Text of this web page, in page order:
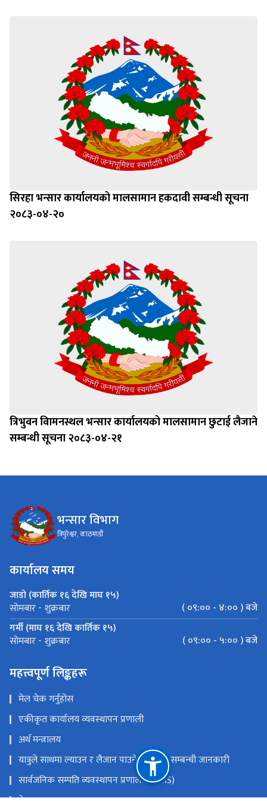
सिरहा भन्सार कार्यालयको मालसामान हकदावी सम्बन्धी सूचना
२०८३-०४-२०
त्रिभुवन विामनस्थल भन्सार कार्यालयको मालसामान छुटाई लैजाने
सम्बन्धी सूचना २०८३-०४-२१
भन्सार विभाग
त्रिपुरेश्वर, काठमाडौं
कार्यालय समय
जाडो (कार्तिक १६ देखि माघ १५)
सोमबार - शुक्रबार
( ०९:०० - ४:०० ) बजे
गर्मी (माघ १६ देखि कार्तिक १५)
सोमबार - शुक्रबार ( ०९:०० - ५:०० ) बजे
महत्त्वपूर्ण लिङ्कहरू
मेल चेक गर्नुहोस
एकीकृत कार्यालय व्यवस्थापन प्रणाली
अर्थ मन्त्रालय
यात्रुले साथमा ल्याउन र लैजान पाउने मालवस्तु सम्बन्धी जानकारी
सार्वजनिक सम्पति व्यवस्थापन प्रणाली (PAMS)